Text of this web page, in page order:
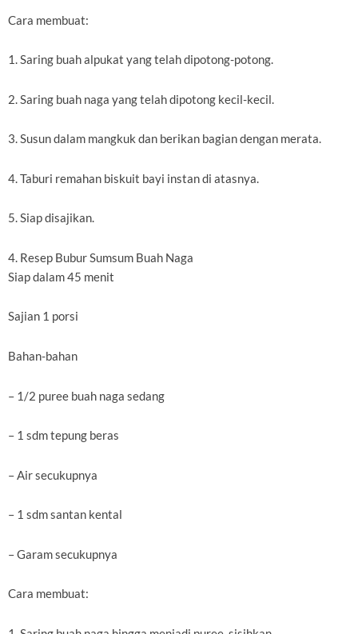
Cara membuat:
1. Saring buah alpukat yang telah dipotong-potong.
2. Saring buah naga yang telah dipotong kecil-kecil.
3. Susun dalam mangkuk dan berikan bagian dengan merata.
4. Taburi remahan biskuit bayi instan di atasnya.
5. Siap disajikan.
4. Resep Bubur Sumsum Buah Naga
Siap dalam 45 menit
Sajian 1 porsi
Bahan-bahan
– 1/2 puree buah naga sedang
– 1 sdm tepung beras
– Air secukupnya
– 1 sdm santan kental
– Garam secukupnya
Cara membuat: